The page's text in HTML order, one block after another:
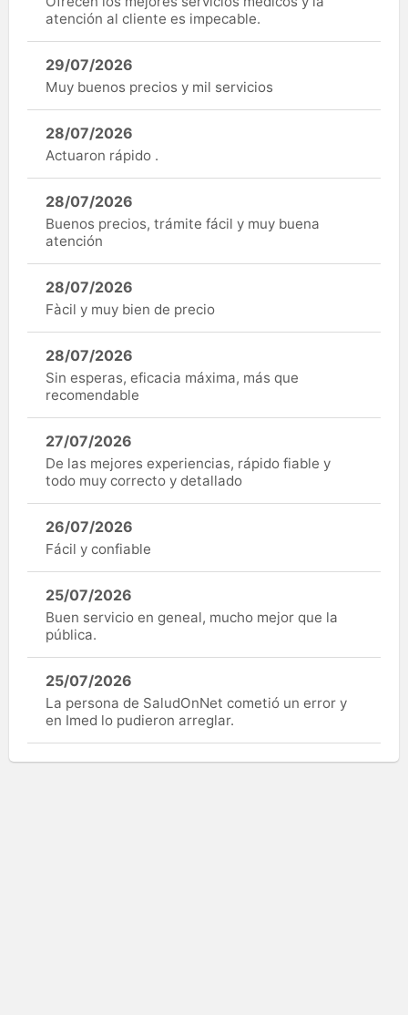
atención al cliente es impecable.
29/07/2026
Muy buenos precios y mil servicios
28/07/2026
Actuaron rápido .
28/07/2026
Buenos precios, trámite fácil y muy buena
atención
28/07/2026
Fàcil y muy bien de precio
28/07/2026
Sin esperas, eficacia máxima, más que
recomendable
27/07/2026
De las mejores experiencias, rápido fiable y
todo muy correcto y detallado
26/07/2026
Fácil y confiable
25/07/2026
Buen servicio en geneal, mucho mejor que la
pública.
25/07/2026
La persona de SaludOnNet cometió un error y
en Imed lo pudieron arreglar.